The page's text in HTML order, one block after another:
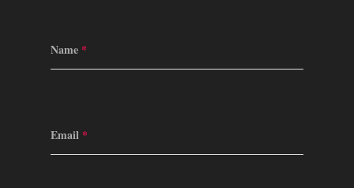
Name *
Email *